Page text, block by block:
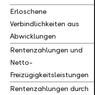
Erloschene
Verbindlichkeiten aus
Abwicklungen
Rentenzahlungen und
Netto-
Freizügigkeitsleistungen
Rentenzahlungen durch
Erloschene
Verbindlichkeiten aus
Abwicklungen
Rentenzahlungen und
Netto-
Freizügigkeitsleistungen
Rentenzahlungen durch